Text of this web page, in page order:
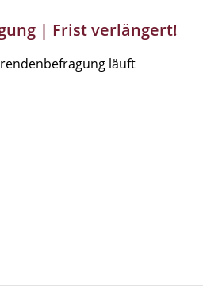
| Frist verlängert!
läuft